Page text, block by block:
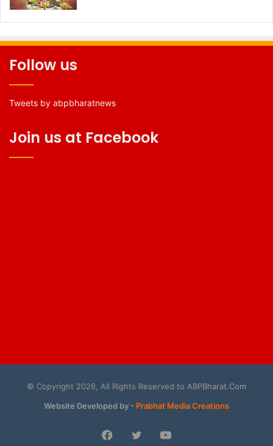
Follow us
Tweets by abpbharatnews
Join us at Facebook
© Copyright 2026, All Rights Reserved to ABPBharat.Com
Website Developed by - Prabhat Media Creations
Facebook
TwitterYouTube